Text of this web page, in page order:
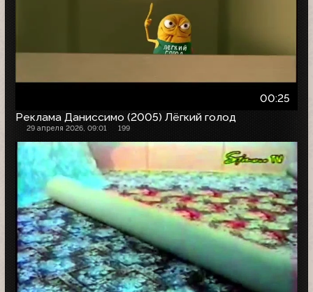
00:25
Реклама Даниссимо (2005) Лёгкий голод
29 апреля 2026, 09:01 199